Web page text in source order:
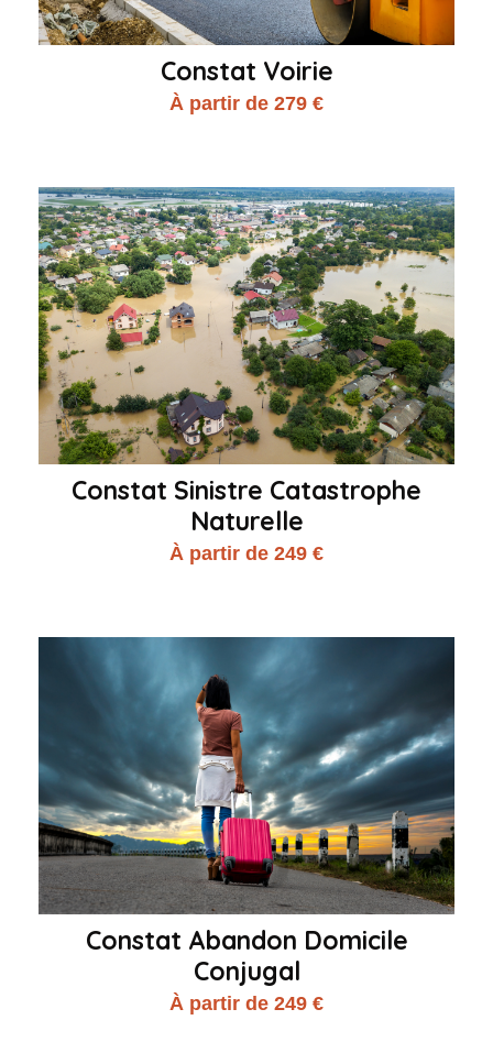
Constat Voirie
À partir de 279 €
Constat Sinistre Catastrophe
Naturelle
À partir de 249 €
Constat Abandon Domicile
Conjugal
À partir de 249 €